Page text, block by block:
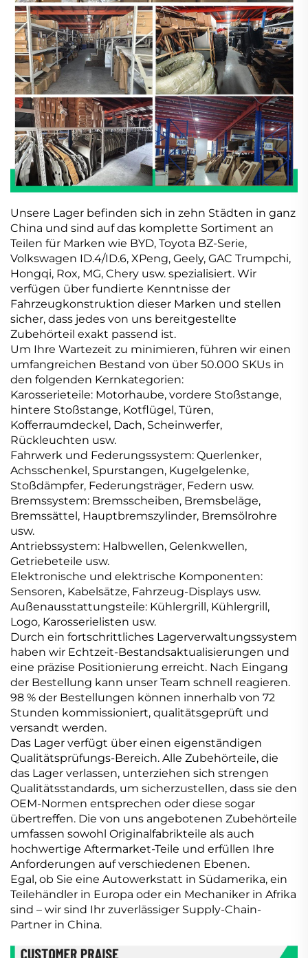
Unsere Lager befinden sich in zehn Städten in ganz
China und sind auf das komplette Sortiment an
Teilen für Marken wie BYD, Toyota BZ-Serie,
Volkswagen ID.4/ID.6, XPeng, Geely, GAC Trumpchi,
Hongqi, Rox, MG, Chery usw. spezialisiert. Wir
verfügen über fundierte Kenntnisse der
Fahrzeugkonstruktion dieser Marken und stellen
sicher, dass jedes von uns bereitgestellte
Zubehörteil exakt passend ist.
Um Ihre Wartezeit zu minimieren, führen wir einen
umfangreichen Bestand von über 50.000 SKUs in
den folgenden Kernkategorien:
Karosserieteile: Motorhaube, vordere Stoßstange,
hintere Stoßstange, Kotflügel, Türen,
Kofferraumdeckel, Dach, Scheinwerfer,
Rückleuchten usw.
Fahrwerk und Federungssystem: Querlenker,
Achsschenkel, Spurstangen, Kugelgelenke,
Stoßdämpfer, Federungsträger, Federn usw.
Bremssystem: Bremsscheiben, Bremsbeläge,
Bremssättel, Hauptbremszylinder, Bremsölrohre
usw.
Antriebssystem: Halbwellen, Gelenkwellen,
Getriebeteile usw.
Elektronische und elektrische Komponenten:
Sensoren, Kabelsätze, Fahrzeug-Displays usw.
Außenausstattungsteile: Kühlergrill, Kühlergrill,
Logo, Karosserielisten usw.
Durch ein fortschrittliches Lagerverwaltungssystem
haben wir Echtzeit-Bestandsaktualisierungen und
eine präzise Positionierung erreicht. Nach Eingang
der Bestellung kann unser Team schnell reagieren.
98 % der Bestellungen können innerhalb von 72
Stunden kommissioniert, qualitätsgeprüft und
versandt werden.
Das Lager verfügt über einen eigenständigen
Qualitätsprüfungs-Bereich. Alle Zubehörteile, die
das Lager verlassen, unterziehen sich strengen
Qualitätsstandards, um sicherzustellen, dass sie den
OEM-Normen entsprechen oder diese sogar
übertreffen. Die von uns angebotenen Zubehörteile
umfassen sowohl Originalfabrikteile als auch
hochwertige Aftermarket-Teile und erfüllen Ihre
Anforderungen auf verschiedenen Ebenen.
Egal, ob Sie eine Autowerkstatt in Südamerika, ein
Teilehändler in Europa oder ein Mechaniker in Afrika
sind – wir sind Ihr zuverlässiger Supply-Chain-
Partner in China.